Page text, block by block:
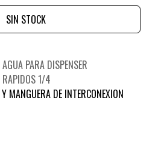
SIN STOCK
PARA DISPENSER
RAPIDOS 1/4
MANGUERA DE INTERCONEXION